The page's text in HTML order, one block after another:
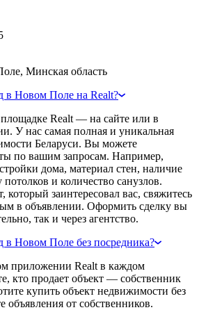
Минская область
в Новом Поле на Realt?
Realt — на сайте или в
У нас самая полная и уникальная
Беларуси. Вы можете
по вашим запросам. Например,
дома, материал стен, наличие
и количество санузлов.
который заинтересовал вас, свяжитесь
в объявлении. Оформить сделку вы
так и через агентство.
в Новом Поле без посредника?
приложении Realt в каждом
кто продает объект — собственник
купить объект недвижимости без
объявления от собственников.